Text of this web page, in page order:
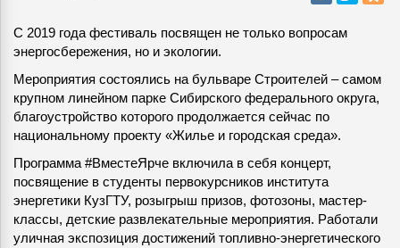
С 2019 года фестиваль посвящен не только вопросам
энергосбережения, но и экологии.
Мероприятия состоялись на бульваре Строителей – самом
крупном линейном парке Сибирского федерального округа,
благоустройство которого продолжается сейчас по
национальному проекту «Жилье и городская среда».
Программа #ВместеЯрче включила в себя концерт,
посвящение в студенты первокурсников института
энергетики КузГТУ, розыгрыш призов, фотозоны, мастер-
классы, детские развлекательные мероприятия. Работали
уличная экспозиция достижений топливно-энергетического